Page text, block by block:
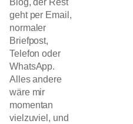
geht per Email,
normaler
Briefpost,
Telefon oder
WhatsApp.
Alles andere
wäre mir
momentan
vielzuviel, und